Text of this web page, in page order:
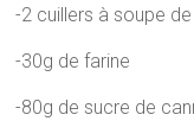
-2 cuillers à soupe de
-30g de farine
-80g de sucre de